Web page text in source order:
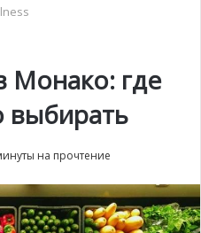
Монако: где
выбирать
на прочтение